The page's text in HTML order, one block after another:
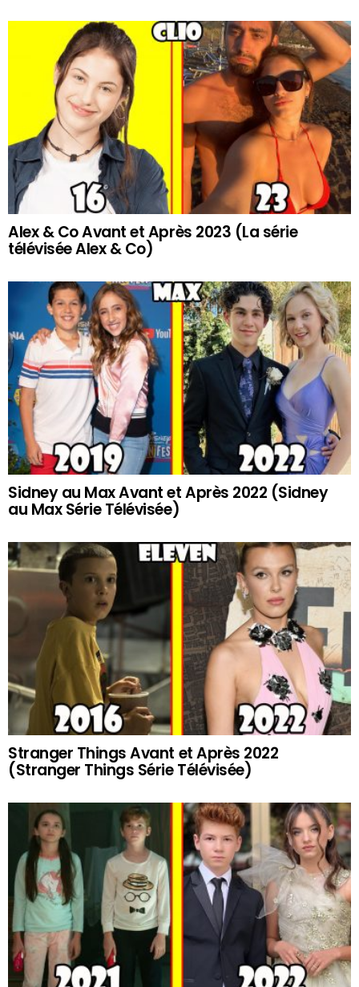
Alex & Co Avant et Après 2023 (La série
télévisée Alex & Co)
Sidney au Max Avant et Après 2022 (Sidney
au Max Série Télévisée)
Stranger Things Avant et Après 2022
(Stranger Things Série Télévisée)